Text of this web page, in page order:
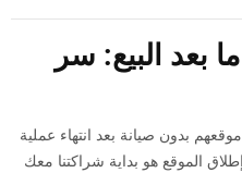
بعد البيع: سر
بدون صيانة بعد انتهاء عملية
الموقع هو بداية شراكتنا معك